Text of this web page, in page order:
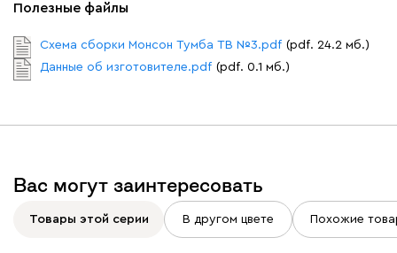
Полезные файлы
Схема сборки Монсон Тумба ТВ №3.pdf (pdf. 24.2 мб.)
Данные об изготовителе.pdf (pdf. 0.1 мб.)
Вас могут заинтересовать
Товары этой серии В другом цвете Похожие